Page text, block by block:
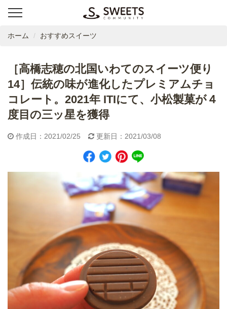
ホーム おすすめスイーツ
［高橋志穂の北国いわてのスイーツ便り
14］伝統の味が進化したプレミアムチョ
コレート。2021年 ITIにて、小松製菓が４
度目の三ッ星を獲得
作成日：2021/02/25 更新日：2021/03/08